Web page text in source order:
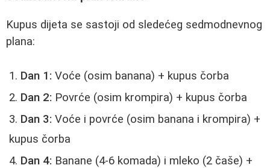
Kupus dijeta se sastoji od sledećeg sedmodnevnog
plana:
Dan 1: Voće (osim banana) + kupus čorba
Dan 2: Povrće (osim krompira) + kupus čorba
Dan 3: Voće i povrće (osim banana i krompira) +
kupus čorba
Dan 4: Banane (4-6 komada) i mleko (2 čaše) +